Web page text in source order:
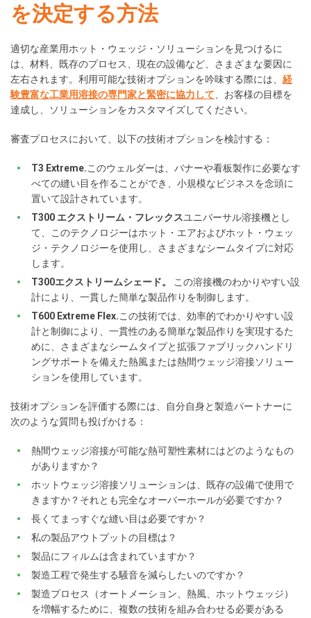
を決定する方法
適切な産業用ホット・ウェッジ・ソリューションを見つけるに
は、材料、既存のプロセス、現在の設備など、さまざまな要因に
左右されます。利用可能な技術オプションを吟味する際には、 経
験豊富な工業用溶接の専門家と緊密に協力して 、お客様の目標を
達成し、ソリューションをカスタマイズしてください。
審査プロセスにおいて、以下の技術オプションを検討する：
T3 Extreme.このウェルダーは、バナーや看板製作に必要なす
べての縫い目を作ることができ、小規模なビジネスを念頭に
置いて設計されています。
T300 エクストリーム・フレックスユニバーサル溶接機とし
て、このテクノロジーはホット・エアおよびホット・ウェッ
ジ・テクノロジーを使用し、さまざまなシームタイプに対応
します。
T300エクストリームシェード。
この溶接機のわかりやすい設
計により、一貫した簡単な製品作りを制御します。
T600 Extreme Flex.この技術では、効率的でわかりやすい設
計と制御により、一貫性のある簡単な製品作りを実現するた
めに、さまざまなシームタイプと拡張ファブリックハンドリ
ングサポートを備えた熱風または熱間ウェッジ溶接ソリュー
ションを使用しています。
技術オプションを評価する際には、自分自身と製造パートナーに
次のような質問も投げかける：
熱間ウェッジ溶接が可能な熱可塑性素材にはどのようなもの
がありますか？
ホットウェッジ溶接ソリューションは、既存の設備で使用で
きますか？それとも完全なオーバーホールが必要ですか？
長くてまっすぐな縫い目は必要ですか？
私の製品アウトプットの目標は？
製品にフィルムは含まれていますか？
製造工程で発生する騒音を減らしたいのですか？
製造プロセス（オートメーション、熱風、ホットウェッジ）
を増幅するために、複数の技術を組み合わせる必要がある